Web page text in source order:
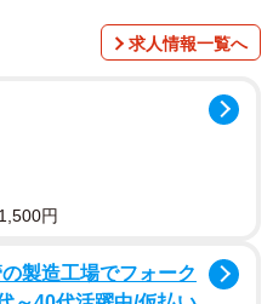
）の投稿。
オキソコエビとウオノシラ
。担当者はかわいくてしょ
求人情報一覧へ
円
製造工場でフォーク